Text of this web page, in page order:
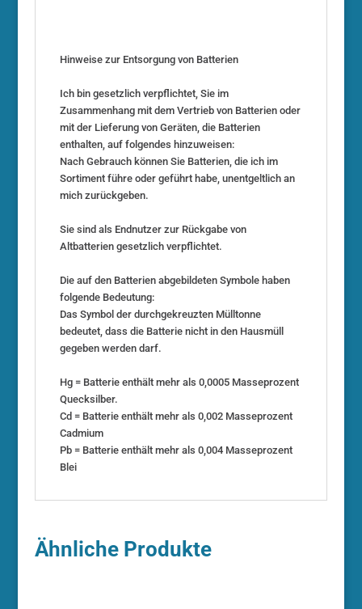
Hinweise zur Entsorgung von Batterien
Ich bin gesetzlich verpflichtet, Sie im
Zusammenhang mit dem Vertrieb von Batterien oder
mit der Lieferung von Geräten, die Batterien
enthalten, auf folgendes hinzuweisen:
Nach Gebrauch können Sie Batterien, die ich im
Sortiment führe oder geführt habe, unentgeltlich an
mich zurückgeben.
Sie sind als Endnutzer zur Rückgabe von
Altbatterien gesetzlich verpflichtet.
Die auf den Batterien abgebildeten Symbole haben
folgende Bedeutung:
Das Symbol der durchgekreuzten Mülltonne
bedeutet, dass die Batterie nicht in den Hausmüll
gegeben werden darf.
Hg = Batterie enthält mehr als 0,0005 Masseprozent
Quecksilber.
Cd = Batterie enthält mehr als 0,002 Masseprozent
Cadmium
Pb = Batterie enthält mehr als 0,004 Masseprozent
Blei
Ähnliche Produkte